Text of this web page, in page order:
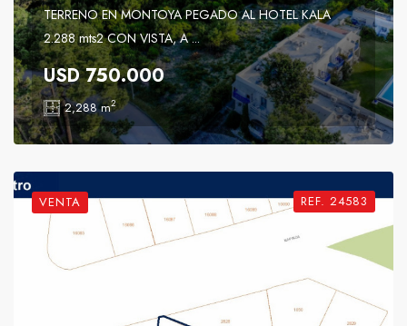
TERRENO EN MONTOYA PEGADO AL HOTEL KALA
2.288 mts2 CON VISTA, A ...
USD 750.000
2,288 m2
VENTA REF. 24583